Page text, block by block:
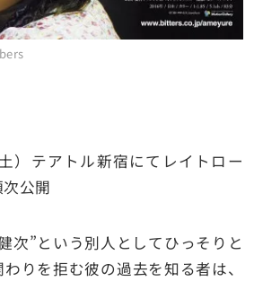
）テアトル新宿にてレイトロー
公開
次”という別人としてひっそりと
りを拒む彼の過去を知る者は、